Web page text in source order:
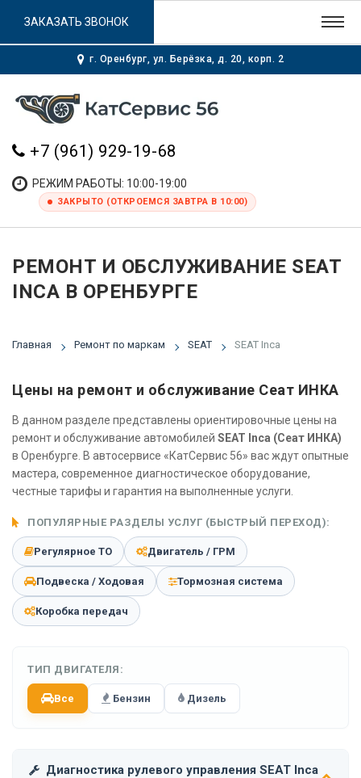
г. Оренбург, ул. Берёзка, д. 20, корп. 2
+7 (961) 929-19-68
РЕЖИМ РАБОТЫ: 10:00-19:00
ЗАКРЫТО (ОТКРОЕМСЯ ЗАВТРА В 10:00)
ЗАКАЗАТЬ ЗВОНОК
РЕМОНТ И ОБСЛУЖИВАНИЕ SEAT
INCA В ОРЕНБУРГЕ
Главная Ремонт по маркам SEAT SEAT Inca
Цены на ремонт и обслуживание Сеат ИНКА
В данном разделе представлены ориентировочные цены на
ремонт и обслуживание автомобилей SEAT Inca (Сеат ИНКА)
в Оренбурге. В автосервисе «КатСервис 56» вас ждут опытные
мастера, современное диагностическое оборудование,
честные тарифы и гарантия на выполненные услуги.
ПОПУЛЯРНЫЕ РАЗДЕЛЫ УСЛУГ (БЫСТРЫЙ ПЕРЕХОД):
Регулярное ТО Двигатель / ГРМ
Подвеска / Ходовая Тормозная система
Коробка передач
ТИП ДВИГАТЕЛЯ:
Все Бензин Дизель
Диагностика рулевого управления SEAT Inca